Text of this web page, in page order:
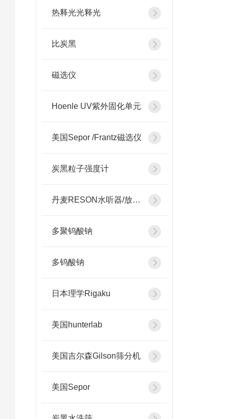
热释光光释光
比炭黑
磁选仪
Hoenle UV紫外固化单元
美国Sepor /Frantz磁选仪
炭黑粒子强度计
丹麦RESON水听器/放大器
多聚钨酸钠
多钨酸钠
日本理学Rigaku
美国hunterlab
美国吉尔森Gilson筛分机
美国Sepor